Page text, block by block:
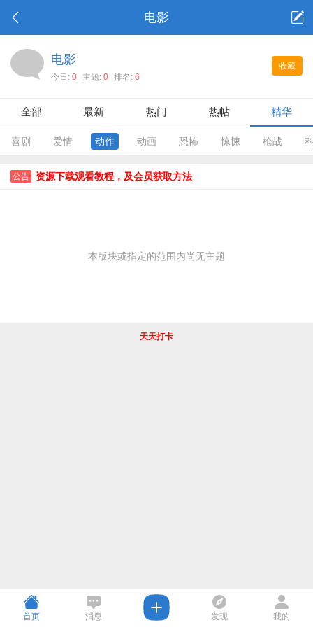
电影
收藏
电影
今日: 0 主题: 0 排名: 6
全部 最新 热门 热帖 精华
喜剧 爱情 动作 动画 恐怖 惊悚 枪战
公告 资源下载观看教程，及会员获取方法
本版块或指定的范围内尚无主题
天天打卡
首页 消息 发现 我的